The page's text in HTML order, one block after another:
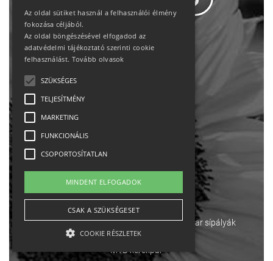
Adatvédelem
Impresszum-kapcsolat
English
Ebike Osztrák sípályák Magyar sípályák
MTB kerékpár
Az oldal sütiket használ a felhasználói élmény
fokozása céljából.
Az oldal böngészésével elfogadod az
adatvédelmi tájékoztató szerinti cookie
felhasználást. Tovább olvasok
SZÜKSÉGES
TELJESÍTMÉNY
MARKETING
FUNKCIONÁLIS
CSOPORTOSÍTATLAN
MINDENT ELFOGADOK
CSAK A SZÜKSÉGESET
COOKIE RÉSZLETEK